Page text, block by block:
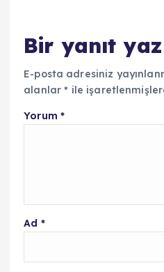
Bir yanıt
E-posta adresiniz
alanlar* ile
Yorum *
Ad *